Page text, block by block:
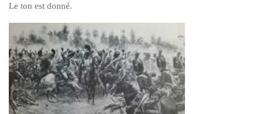
Le ton est donné.